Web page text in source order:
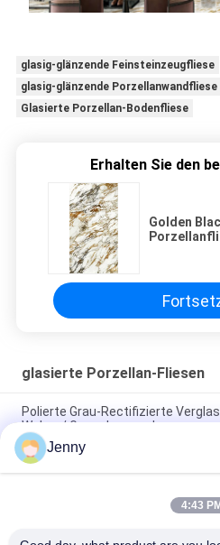
glasig-glänzende Feinsteinzeugfliese
glasig-glänzende Porzellanwandfliese
Glasierte Porzellan-Bodenfliese
Erhalten Sie den
Golden
glasierte Porzellan-Fliesen
Polierte Grau-Rectifizierte
Wohn- / Gewerbezwecke
Glanzverglasete, gerechte
Oberflächen mit geringer
Weiße Glasfliesen Maschine
Jenny
4:43 PM